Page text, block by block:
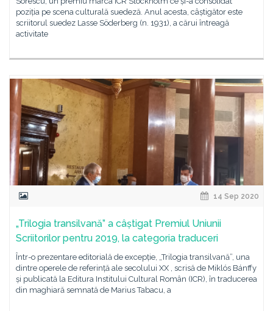
poziția pe scena culturală suedeză. Anul acesta, câștigător este
scriitorul suedez Lasse Söderberg (n. 1931), a cărui întreagă
activitate
14 Sep 2020
„Trilogia transilvană” a câștigat Premiul Uniunii
Scriitorilor pentru 2019, la categoria traduceri
Într-o prezentare editorială de excepție, „Trilogia transilvană”, una
dintre operele de referință ale secolului XX , scrisă de Miklós Bánffy
și publicată la Editura Institului Cultural Român (ICR), în traducerea
din maghiară semnată de Marius Tabacu, a